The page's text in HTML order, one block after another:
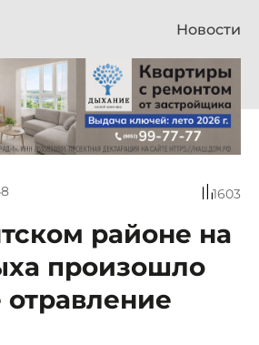
Новости
1603
районе на
произошло
отравление